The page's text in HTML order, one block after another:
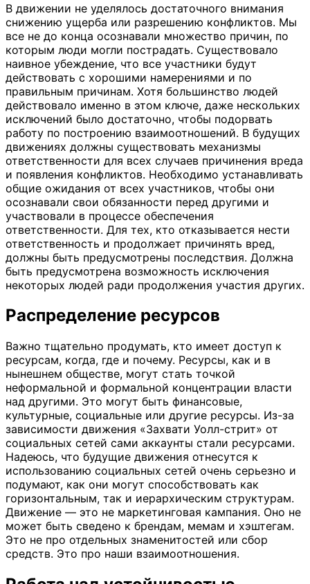
В движении не уделялось достаточного внимания
снижению ущерба или разрешению конфликтов. Мы
все не до конца осознавали множество причин, по
которым люди могли пострадать. Существовало
наивное убеждение, что все участники будут
действовать с хорошими намерениями и по
правильным причинам. Хотя большинство людей
действовало именно в этом ключе, даже нескольких
исключений было достаточно, чтобы подорвать
работу по построению взаимоотношений. В будущих
движениях должны существовать механизмы
ответственности для всех случаев причинения вреда
и появления конфликтов. Необходимо устанавливать
общие ожидания от всех участников, чтобы они
осознавали свои обязанности перед другими и
участвовали в процессе обеспечения
ответственности. Для тех, кто отказывается нести
ответственность и продолжает причинять вред,
должны быть предусмотрены последствия. Должна
быть предусмотрена возможность исключения
некоторых людей ради продолжения участия других.
Распределение ресурсов
Важно тщательно продумать, кто имеет доступ к
ресурсам, когда, где и почему. Ресурсы, как и в
нынешнем обществе, могут стать точкой
неформальной и формальной концентрации власти
над другими. Это могут быть финансовые,
культурные, социальные или другие ресурсы. Из-за
зависимости движения «Захвати Уолл-стрит» от
социальных сетей сами аккаунты стали ресурсами.
Надеюсь, что будущие движения отнесутся к
использованию социальных сетей очень серьезно и
подумают, как они могут способствовать как
горизонтальным, так и иерархическим структурам.
Движение — это не маркетинговая кампания. Оно не
может быть сведено к брендам, мемам и хэштегам.
Это не про отдельных знаменитостей или сбор
средств. Это про наши взаимоотношения.